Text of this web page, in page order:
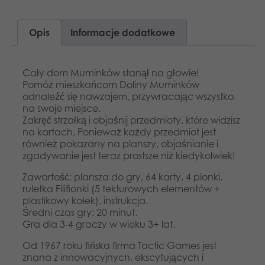
Opis Informacje dodatkowe
Cały dom Muminków stanął na głowie!
Pomóż mieszkańcom Doliny Muminków
odnaleźć się nawzajem, przywracając wszystko
na swoje miejsce.
Zakręć strzałką i objaśnij przedmioty, które widzisz
na kartach. Ponieważ każdy przedmiot jest
również pokazany na planszy, objaśnianie i
zgadywanie jest teraz prostsze niż kiedykolwiek!
Zawartość: plansza do gry, 64 karty, 4 pionki,
ruletka Filifionki (5 tekturowych elementów +
plastikowy kołek), instrukcja.
Średni czas gry: 20 minut.
Gra dla 3-4 graczy w wieku 3+ lat.
Od 1967 roku fińska firma Tactic Games jest
znana z innowacyjnych, ekscytujących i